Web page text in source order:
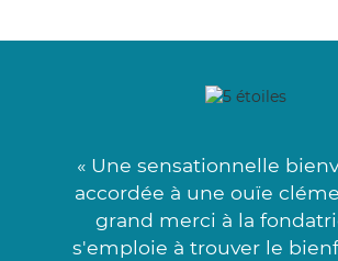
« Une sensationnelle
accordée à une ouïe
grand merci à la
s'emploie à trouver le